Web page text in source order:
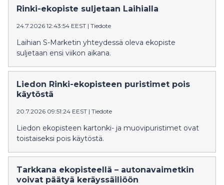
Rinki-ekopiste suljetaan Laihialla
24.7.2026 12:43:54 EEST | Tiedote
Laihian S-Marketin yhteydessä oleva ekopiste
suljetaan ensi viikon aikana.
Liedon Rinki-ekopisteen puristimet pois
käytöstä
20.7.2026 09:51:24 EEST | Tiedote
Liedon ekopisteen kartonki- ja muovipuristimet ovat
toistaiseksi pois käytöstä.
Tarkkana ekopisteellä – autonavaimetkin
voivat päätyä keräyssäiliöön